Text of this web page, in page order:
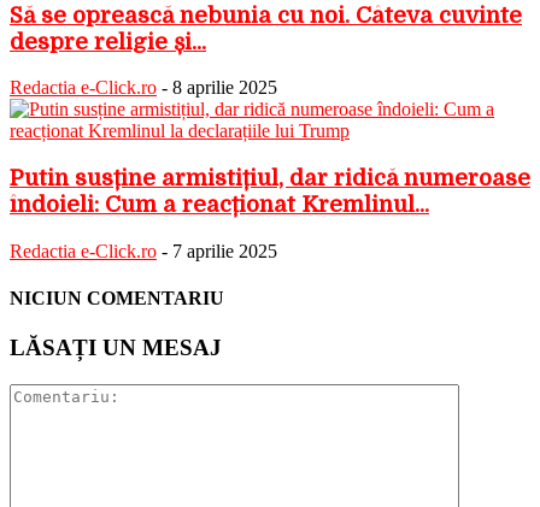
Să se oprească nebunia cu noi. Câteva cuvinte
despre religie și...
Redactia e-Click.ro - 8 aprilie 2025
Putin susține armistițiul, dar ridică numeroase
îndoieli: Cum a reacționat Kremlinul...
Redactia e-Click.ro - 7 aprilie 2025
NICIUN COMENTARIU
LĂSAȚI UN MESAJ